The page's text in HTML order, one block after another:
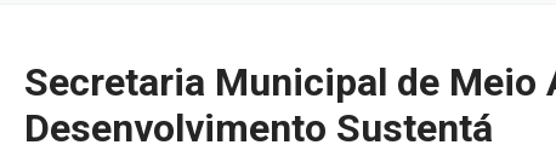
Secretaria Municipal de Meio
Desenvolvimento Sustentá